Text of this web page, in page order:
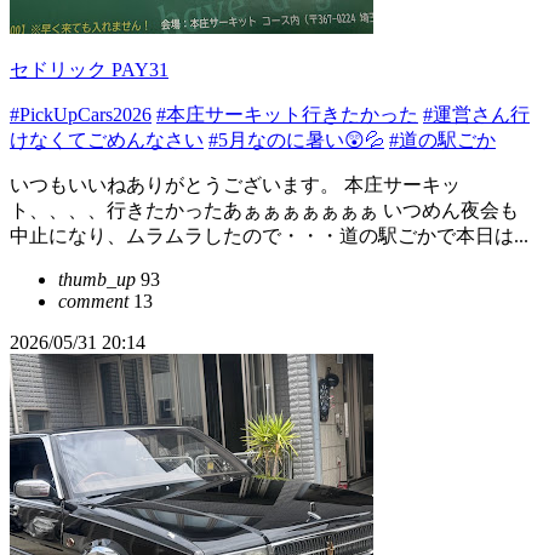
セドリック PAY31
#PickUpCars2026 #本庄サーキット行きたかった #運営さん行
けなくてごめんなさい #5月なのに暑い😲💦 #道の駅ごか
いつもいいねありがとうございます。 本庄サーキッ
ト、、、、行きたかったあぁぁぁぁぁぁぁ いつめん夜会も
中止になり、ムラムラしたので・・・道の駅ごかで本日は...
thumb_up 93
comment13
2026/05/31 20:14